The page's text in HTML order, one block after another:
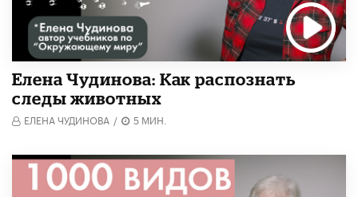
Елена Чудинова: Как распознать
следы животных
ЕЛЕНА ЧУДИНОВА / 5 МИН.